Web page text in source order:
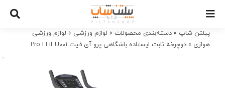
contentپیلتن شاپ » دسته‌بندی محصولات » لوازم ورزشی » لوازم ورزشی
هوازی » دوچرخه ثابت ایستاده باشگاهی پرو آی فیت Pro I Fit U001